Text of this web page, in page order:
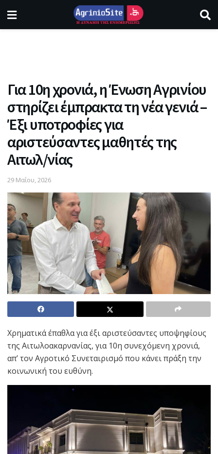
Για 10η χρονιά, η Ένωση Αγρινίου
στηρίζει έμπρακτα τη νέα γενιά –
Έξι υποτροφίες για
αριστεύσαντες μαθητές της
Αιτωλ/νίας
29 Μαΐου, 2026
Χρηματικά έπαθλα για έξι αριστεύσαντες υποψηφίους
της Αιτωλοακαρνανίας, για 10η συνεχόμενη χρονιά,
απ’ τον Αγροτικό Συνεταιρισμό που κάνει πράξη την
κοινωνική του ευθύνη.